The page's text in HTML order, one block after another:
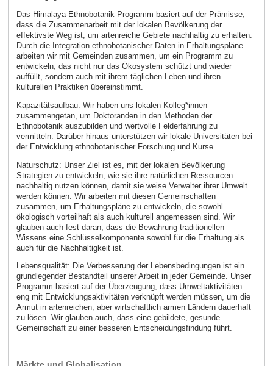
Das Himalaya-Ethnobotanik-Programm basiert auf der Prämisse,
dass die Zusammenarbeit mit der lokalen Bevölkerung der
effektivste Weg ist, um artenreiche Gebiete nachhaltig zu erhalten.
Durch die Integration ethnobotanischer Daten in Erhaltungspläne
arbeiten wir mit Gemeinden zusammen, um ein Programm zu
entwickeln, das nicht nur das Ökosystem schützt und wieder
auffüllt, sondern auch mit ihrem täglichen Leben und ihren
kulturellen Praktiken übereinstimmt.
Kapazitätsaufbau: Wir haben uns lokalen Kolleg*innen
zusammengetan, um Doktoranden in den Methoden der
Ethnobotanik auszubilden und wertvolle Felderfahrung zu
vermitteln. Darüber hinaus unterstützen wir lokale Universitäten bei
der Entwicklung ethnobotanischer Forschung und Kurse.
Naturschutz: Unser Ziel ist es, mit der lokalen Bevölkerung
Strategien zu entwickeln, wie sie ihre natürlichen Ressourcen
nachhaltig nutzen können, damit sie weise Verwalter ihrer Umwelt
werden können. Wir arbeiten mit diesen Gemeinschaften
zusammen, um Erhaltungspläne zu entwickeln, die sowohl
ökologisch vorteilhaft als auch kulturell angemessen sind. Wir
glauben auch fest daran, dass die Bewahrung traditionellen
Wissens eine Schlüsselkomponente sowohl für die Erhaltung als
auch für die Nachhaltigkeit ist.
Lebensqualität: Die Verbesserung der Lebensbedingungen ist ein
grundlegender Bestandteil unserer Arbeit in jeder Gemeinde. Unser
Programm basiert auf der Überzeugung, dass Umweltaktivitäten
eng mit Entwicklungsaktivitäten verknüpft werden müssen, um die
Armut in artenreichen, aber wirtschaftlich armen Ländern dauerhaft
zu lösen. Wir glauben auch, dass eine gebildete, gesunde
Gemeinschaft zu einer besseren Entscheidungsfindung führt.